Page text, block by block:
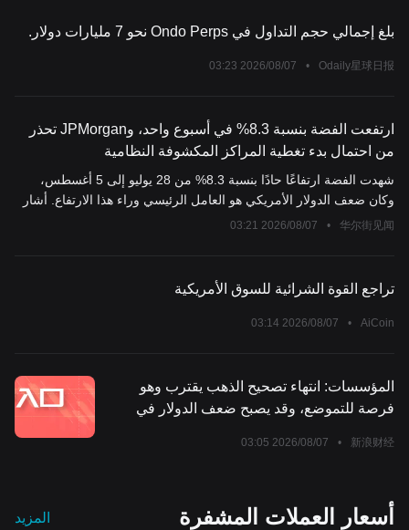
بلغ إجمالي حجم التداول في Ondo Perps نحو 7 مليارات دولار.
Odaily星球日报
•
2026/08/07 03:23
ارتفعت الفضة بنسبة 8.3% في أسبوع واحد، وJPMorgan تحذر
من احتمال بدء تغطية المراكز المكشوفة النظامية
شهدت الفضة ارتفاعًا حادًا بنسبة 8.3% من 28 يوليو إلى 5 أغسطس،
وكان ضعف الدولار الأمريكي هو العامل الرئيسي وراء هذا الارتفاع. أشار
على المدى القصير انقلبت في 5 أغسطس، مما أدى إلى بدء تغطية
صفقات البيع المنهجية من قبل CTA بشكل رسمي. ومع ذلك، نبهت
Goldman Sachs إلى أن السوق الفعلي لم يشهد تشددًا، كما أنها لا تتوقع
华尔街见闻
•
2026/08/07 03:21
تراجع القوة الشرائية للسوق الأمريكية
AiCoin
•
2026/08/07 03:14
المؤسسات: انتهاء تصحيح الذهب يقترب وهو
فرصة للتموضع، وقد يصبح ضعف الدولار في
新浪财经
•
2026/08/07 03:05
أسعار العملات المشفرة المزيد